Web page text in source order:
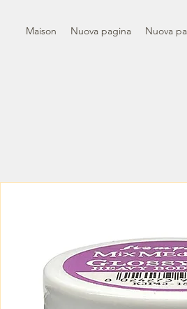
Maison Nuova pagina Nuova